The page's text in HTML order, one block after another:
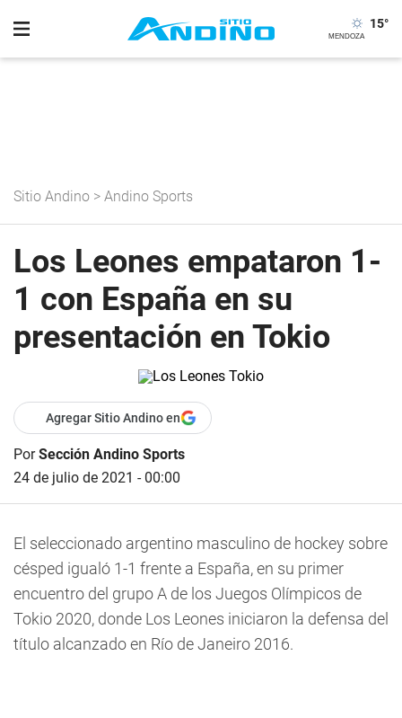
15°
Sitio Andino > Andino Sports
Los Leones empataron 1-
1 con España en su
presentación en Tokio
Agregar Sitio Andino en
PorSección Andino Sports
24 de julio de 2021 - 00:00
El seleccionado argentino masculino de hockey sobre
césped igualó 1-1 frente a España, en su primer
encuentro del grupo A de los Juegos Olímpicos de
Tokio 2020, donde Los Leones iniciaron la defensa del
título alcanzado en Río de Janeiro 2016.